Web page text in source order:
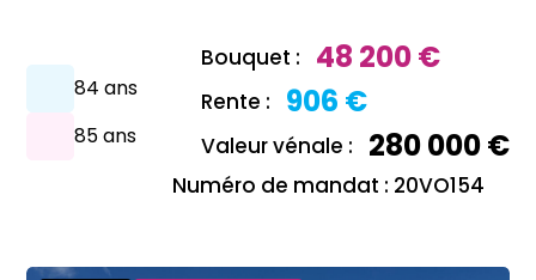
84 ans
85 ans
Bouquet : 48 200 €
Rente : 906 €
Valeur vénale : 280 000 €
Numéro de mandat : 20VO154